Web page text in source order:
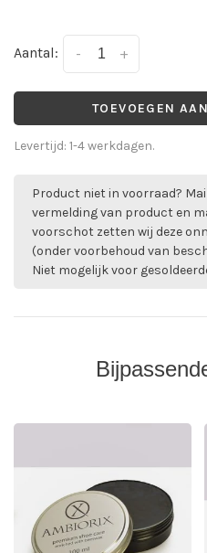
Aantal: +
-
TOEVOEGEN
Levertijd: 1-4 werkdagen.
Product niet in voorraad?
vermelding van product en
voorschot zetten wij deze
(onder voorbehoud van
Niet mogelijk voor